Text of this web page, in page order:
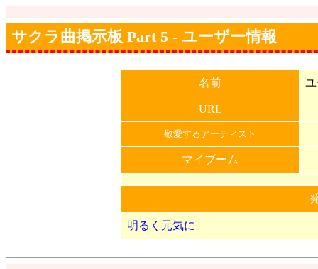
サクラ曲掲示板 Part 5 - ユーザー情報
名前
URL
敬愛するアーティスト
マイブーム
明るく元気に